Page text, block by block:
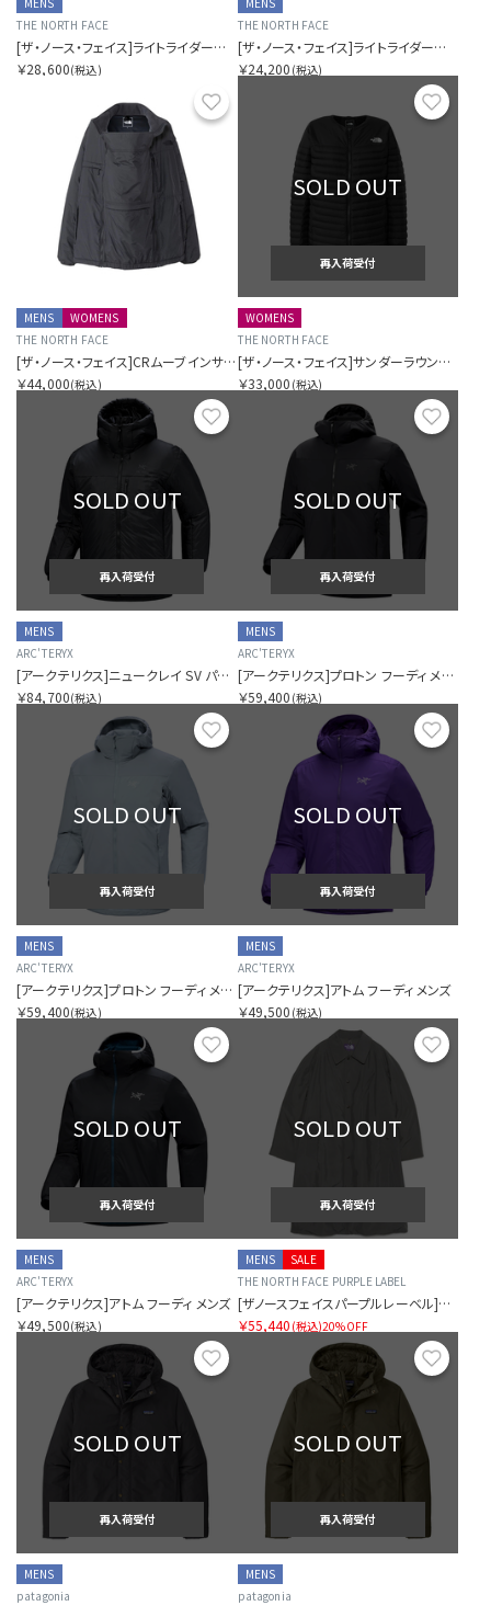
THE NORTH FACE
[ザ・ノース・フェイス]ライトライダージャケット（メンズ）
￥28,600(税込)
THE NORTH FACE
[ザ・ノース・フェイス]ライトライダーベスト（メンズ）
￥24,200 (税込)
お気に入り
MENS
WOMENS
THE NORTH FACE
[ザ・ノース・フェイス]CRムーブインサレーションジャケット（ユニセックス）
￥44,000(税込)
SOLD OUT
再入荷受付
WOMENS
THE NORTH FACE
[ザ・ノース・フェイス]サンダーラウンドネックジャケット（レディース）
￥33,000 (税込)
お気に入り
SOLD OUT
再入荷受付
MENS
ARC'TERYX
[アークテリクス]ニュークレイ SV パーカ メンズ
￥84,700(税込)
SOLD OUT
再入荷受付
MENS
ARC'TERYX
[アークテリクス]プロトン フーディ メンズ
￥59,400 (税込)
お気に入り
SOLD OUT
再入荷受付
MENS
ARC'TERYX
[アークテリクス]プロトン フーディ メンズ
￥59,400(税込)
SOLD OUT
再入荷受付
MENS
ARC'TERYX
[アークテリクス]アトム フーディ メンズ
￥49,500 (税込)
お気に入り
SOLD OUT
再入荷受付
MENS
ARC'TERYX
[アークテリクス]アトム フーディ メンズ
￥49,500(税込)
SOLD OUT
再入荷受付
SALE
MENS
THE NORTH FACE PURPLE LABEL
[ザノースフェイスパープルレーベル]インサレーションステンカラーコート
￥55,440 (税込)20%OFF
お気に入り
SOLD OUT
再入荷受付
MENS
patagonia
SOLD OUT
再入荷受付
MENS
patagonia